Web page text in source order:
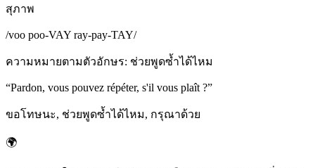
สุภาพ
/voo poo-VAY ray-pay-TAY/
ความหมายตามตัวอักษร: ช่วยพูดซ้ำได้ไหม
“Pardon, vous pouvez répéter, s'il vous plaît ?”
ขอโทษนะ, ช่วยพูดซ้ำได้ไหม, กรุณาด้วย
🌍